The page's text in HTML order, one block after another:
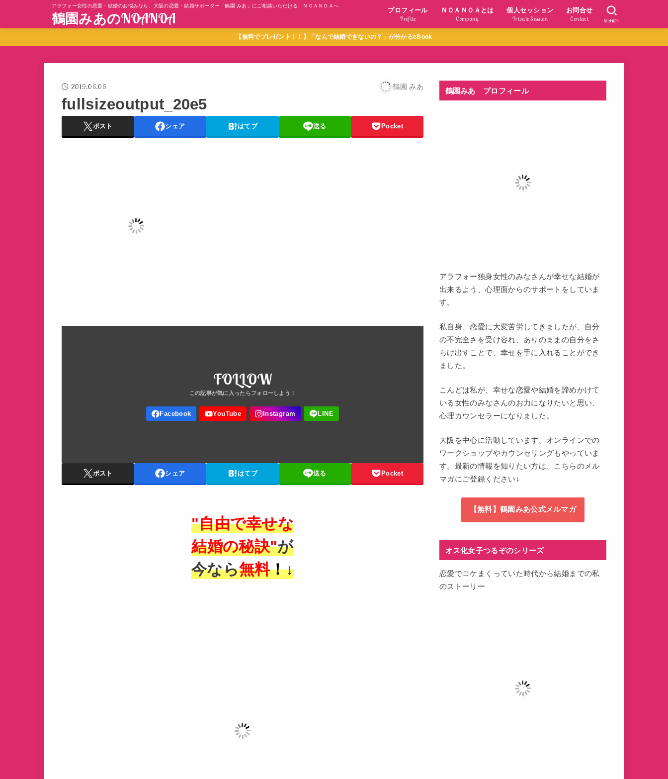
アラフォー女性の恋愛・結婚のお悩みなら、大阪の恋愛・結婚サポーター「鶴園 みあ」にご相談いただける、ＮＯＡＮＯＡへ
鶴園みあのNOANOA プロフィール
Profile
ＮＯＡＮＯＡとは
Company
個人セッション
Private Session
お問合せ
Contact SEARCH
【無料でプレゼント！！】「なんで結婚できないの？」が分かるeBook
2019.06.06 鶴園 みあ
fullsizeoutput_20e5
ポスト シェア はてブ 送る Pocket
FOLLOW
ポスト シェア はてブ 送る Pocket
"自由で幸せな
結婚の秘訣"が
今なら無料！↓
鶴園みあ プロフィール
アラフォー独身女性のみなさんが幸せな結婚が
出来るよう、心理面からのサポートをしていま
す。
私自身、恋愛に大変苦労してきましたが、自分
の不完全さを受け容れ、ありのままの自分をさ
らけ出すことで、幸せを手に入れることができ
ました。
こんどは私が、幸せな恋愛や結婚を諦めかけて
いる女性のみなさんのお力になりたいと思い、
心理カウンセラーになりました。
大阪を中心に活動しています。オンラインでの
ワークショップやカウンセリングもやっていま
す。最新の情報を知りたい方は、こちらのメル
マガにご登録ください↓
【無料】鶴園みあ公式メルマガ
オス化女子つるぞのシリーズ
恋愛でコケまくっていた時代から結婚までの私
のストーリー